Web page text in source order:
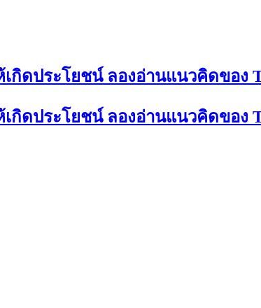
เกิดประโยชน์ ลองอ่านแนวคิดของ
เกิดประโยชน์ ลองอ่านแนวคิดของ